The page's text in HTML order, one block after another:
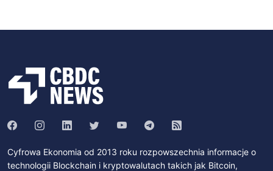
Cyfrowa Ekonomia od 2013 roku rozpowszechnia informacje o
technologii Blockchain i kryptowalutach takich jak Bitcoin,